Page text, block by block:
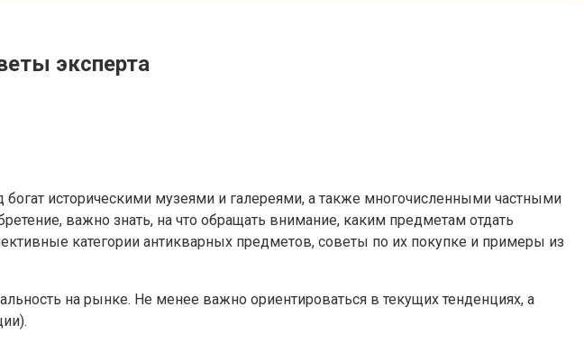
эксперта
историческими музеями и галереями, а также многочисленными частными
важно знать, на что обращать внимание, каким предметам отдать
категории антикварных предметов, советы по их покупке и примеры из
на рынке. Не менее важно ориентироваться в текущих тенденциях, а